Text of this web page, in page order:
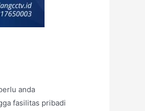
anda
fasilitas pribadi